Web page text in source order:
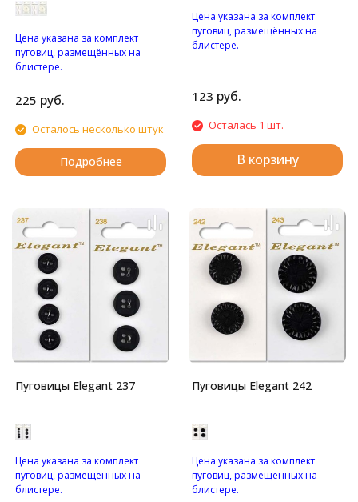
Цена указана за комплект
пуговиц, размещённых на
блистере.
отверстиями.
225 руб.
Осталось несколько штук
Подробнее
Цена указана за комплект
пуговиц, размещённых на
блистере.
123 руб.
Осталась 1 шт.
В корзину
Пуговицы Elegant 237
Цена указана за комплект
пуговиц, размещённых на
блистере.
Пуговицы Elegant 242
Цена указана за комплект
пуговиц, размещённых на
блистере.